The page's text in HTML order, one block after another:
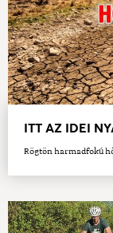
ITT AZ IDEI
Rögtön harmadfokú